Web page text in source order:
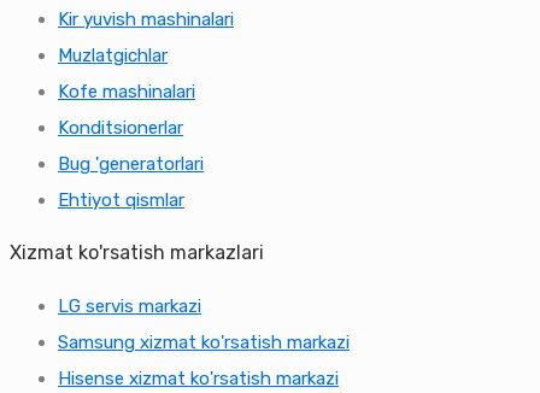
Kir yuvish mashinalari
Muzlatgichlar
Kofe mashinalari
Konditsionerlar
Bug 'generatorlari
Ehtiyot qismlar
Xizmat ko'rsatish markazlari
LG servis markazi
Samsung xizmat ko'rsatish markazi
Hisense xizmat ko'rsatish markazi